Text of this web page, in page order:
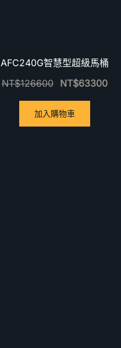
AFC240G智慧型超級馬桶
NT$126600 NT$63300
加入購物車